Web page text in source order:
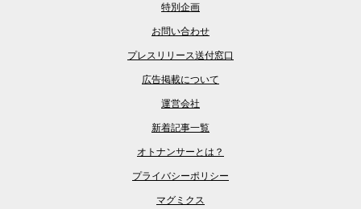
特別企画
お問い合わせ
プレスリリース送付窓口
広告掲載について
運営会社
新着記事一覧
オトナンサーとは？
プライバシーポリシー
マグミクス